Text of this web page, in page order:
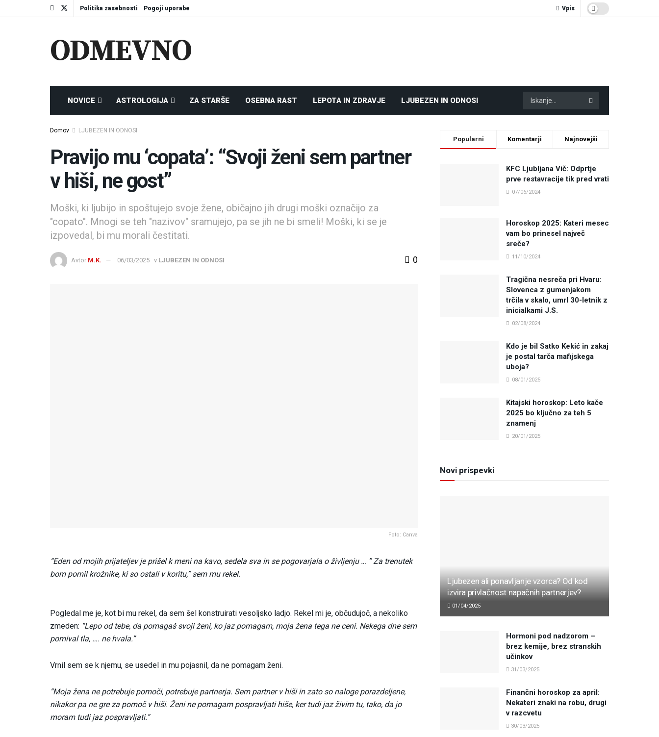
Politika zasebnosti Pogoji uporabe Vpis
ODMEVNO
NOVICE ASTROLOGIJA ZA STARŠE OSEBNA RAST LEPOTA IN ZDRAVJE LJUBEZEN IN ODNOSI
Domov LJUBEZEN IN ODNOSI
Pravijo mu ‘copata’: “Svoji ženi sem partner
v hiši, ne gost”
Moški, ki ljubijo in spoštujejo svoje žene, običajno jih drugi moški označijo za
"copato". Mnogi se teh "nazivov" sramujejo, pa se jih ne bi smeli! Moški, ki se je
izpovedal, bi mu morali čestitati.
Avtor M.K. 06/03/2025 v LJUBEZEN IN ODNOSI 0
Foto: Canva
“Eden od mojih prijateljev je prišel k meni na kavo, sedela sva in se pogovarjala o življenju … ” Za trenutek
bom pomil krožnike, ki so ostali v koritu,” sem mu rekel.
Pogledal me je, kot bi mu rekel, da sem šel konstruirati vesoljsko ladjo. Rekel mi je, občudujoč, a nekoliko
zmeden: “Lepo od tebe, da pomagaš svoji ženi, ko jaz pomagam, moja žena tega ne ceni. Nekega dne sem
pomival tla, …. ne hvala.”
Vrnil sem se k njemu, se usedel in mu pojasnil, da ne pomagam ženi.
“Moja žena ne potrebuje pomoči, potrebuje partnerja. Sem partner v hiši in zato so naloge porazdeljene,
nikakor pa ne gre za pomoč v hiši. Ženi ne pomagam pospravljati hiše, ker tudi jaz živim tu, tako, da jo
moram tudi jaz pospravljati.”
Popularni Komentarji Najnovejši
KFC Ljubljana Vič: Odprtje
prve restavracije tik pred vrati
07/06/2024
Horoskop 2025: Kateri mesec
vam bo prinesel največ
sreče?
11/10/2024
Tragična nesreča pri Hvaru:
Slovenca z gumenjakom
trčila v skalo, umrl 30-letnik z
inicialkami J.S.
02/08/2024
Kdo je bil Satko Kekić in zakaj
je postal tarča mafijskega
uboja?
08/01/2025
Kitajski horoskop: Leto kače
2025 bo ključno za teh 5
znamenj
20/01/2025
Novi prispevki
Ljubezen ali ponavljanje vzorca? Od kod
izvira privlačnost napačnih partnerjev?
01/04/2025
Hormoni pod nadzorom –
brez kemije, brez stranskih
učinkov
31/03/2025
Finančni horoskop za april:
Nekateri znaki na robu, drugi
v razcvetu
30/03/2025